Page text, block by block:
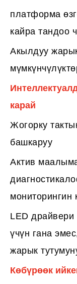
платформа
кайра тандоо
Акылдуу
карай
Жогорку
башкаруу
Актив
мониторингин
LED
үчүн гана
жарык
Көбүрөөк